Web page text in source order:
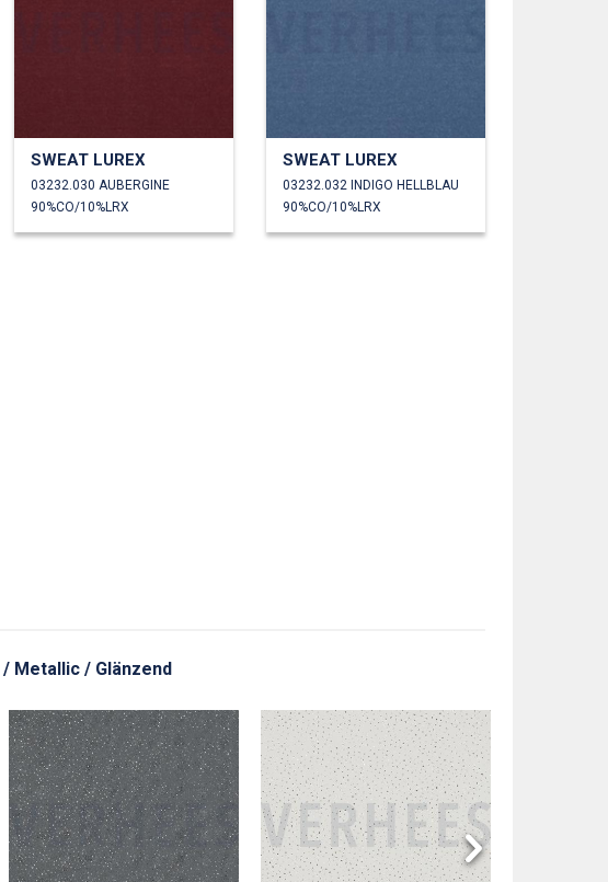
SWEAT LUREX
03232.030 AUBERGINE
90%CO/10%LRX
SWEAT LUREX
03232.032 INDIGO HELLBLAU
90%CO/10%LRX
Metallic / Glänzend